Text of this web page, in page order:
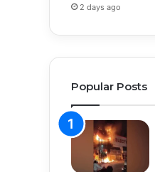
2 days ago
Popular Posts